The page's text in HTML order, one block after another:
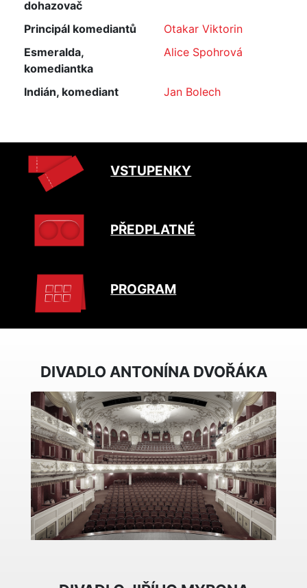
dohazovač
Principál komediantů
Otakar Viktorin
Esmeralda,
komediantka
Alice Spohrová
Indián, komediant Jan Bolech
VSTUPENKY
PŘEDPLATNÉ
PROGRAM
DIVADLO ANTONÍNA DVOŘÁKA